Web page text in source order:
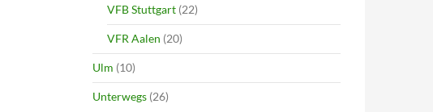
VFB Stuttgart (22)
VFR Aalen (20)
Ulm (10)
Unterwegs (26)